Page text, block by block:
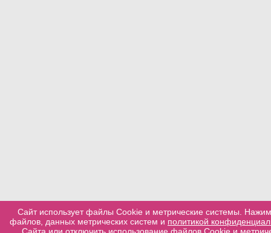
Сайт использует файлы Cookie и метрические системы.
файлов, данных метрических систем и политикой